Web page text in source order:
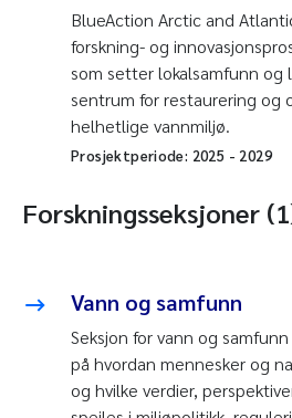
BlueAction Arctic and
forskning- og
som setter lokalsamfunn og
sentrum for restaurering og
helhetlige vannmiljø.
Prosjektperiode: 2025 - 2029
Forskningsseksjoner
Vann og samfunn
Seksjon for vann og
på hvordan mennesker og
og hvilke verdier,